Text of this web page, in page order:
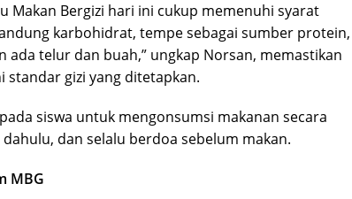
Makan Bergizi hari ini cukup memenuhi syarat
karbohidrat, tempe sebagai sumber protein,
ada telur dan buah,” ungkap Norsan, memastikan
standar gizi yang ditetapkan.
siswa untuk mengonsumsi makanan secara
dan selalu berdoa sebelum makan.
MBG